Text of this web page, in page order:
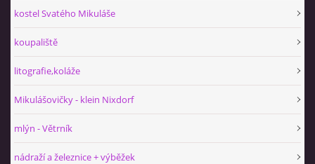
kostel Svatého Mikuláše
koupaliště
litografie,koláže
Mikulášovičky - klein Nixdorf
mlýn - Větrník
nádraží a železnice + výběžek